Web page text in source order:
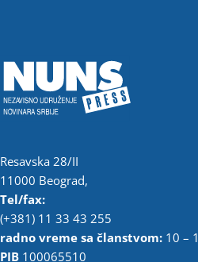
Resavska 28/II
11000 Beograd,
Tel/fax:
(+381) 11 33 43 255
radno vreme sa članstvom: 10 –
PIB 100065510